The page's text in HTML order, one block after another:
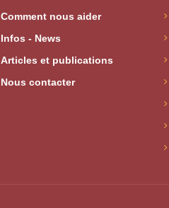
Comment nous aider
Infos - News
Articles et publications
Nous contacter